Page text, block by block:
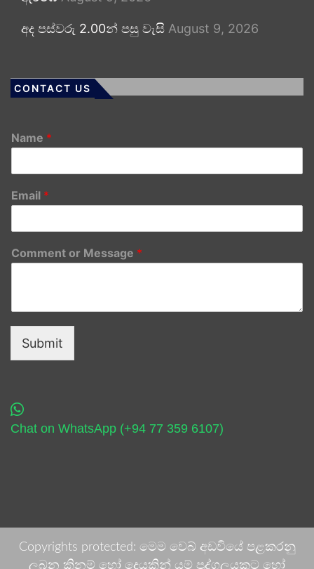
අද පස්වරු 2.00න් පසු වැසි August 9, 2026
CONTACT US
Name *
Email *
Comment or Message *
Submit
Chat on WhatsApp (+94 77 359 6107)
Copyrights protected: මෙම වෙබ් අඩවියේ පළකරනු
ලබන කිනම් හෝ දෙයකින් යම් පුද්ගලයකුට හෝ